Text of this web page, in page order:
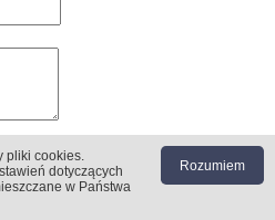
pliki cookies.
dotyczących
w Państwa
Rozumiem